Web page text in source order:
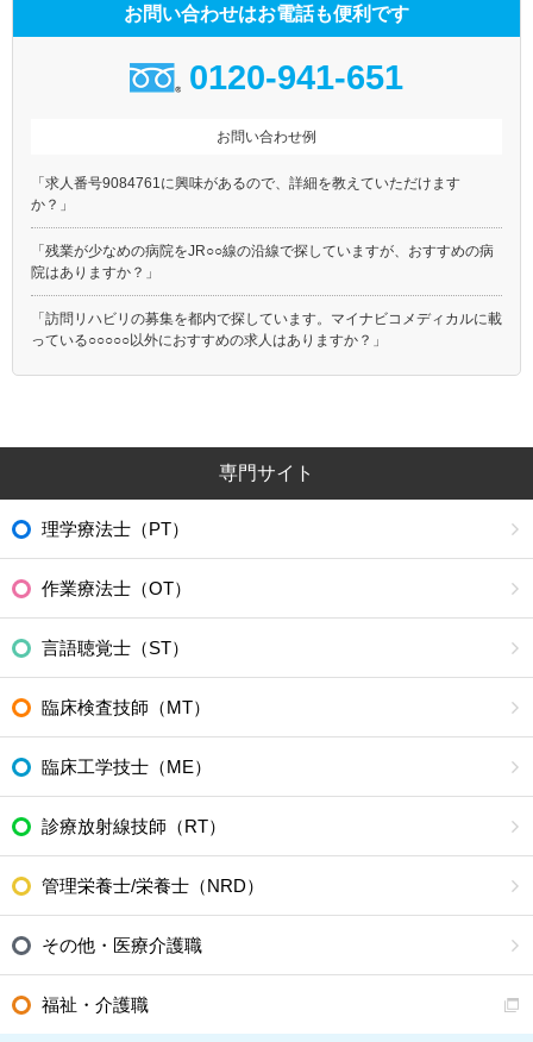
お問い合わせはお電話も便利です
0120-941-651
お問い合わせ例
「求人番号9084761に興味があるので、詳細を教えていただけます
か？」
「残業が少なめの病院をJR○○線の沿線で探していますが、おすすめの病
院はありますか？」
「訪問リハビリの募集を都内で探しています。マイナビコメディカルに載
っている○○○○○以外におすすめの求人はありますか？」
専門サイト
理学療法士（PT）
作業療法士（OT）
言語聴覚士（ST）
臨床検査技師（MT）
臨床工学技士（ME）
診療放射線技師（RT）
管理栄養士/栄養士（NRD）
その他・医療介護職
福祉・介護職